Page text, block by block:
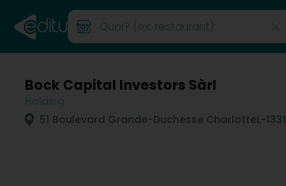
Bock Capital Investors Sàrl
51 Boulevard Grande-Duchesse CharlotteL-1331